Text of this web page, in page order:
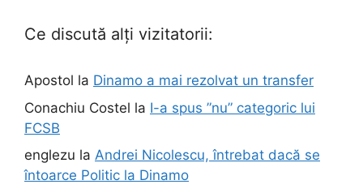
Ce discută alți vizitatorii:
Apostol la Dinamo a mai rezolvat un transfer
Conachiu Costel la I-a spus ”nu” categoric lui
FCSB
englezu la Andrei Nicolescu, întrebat dacă se
întoarce Politic la Dinamo